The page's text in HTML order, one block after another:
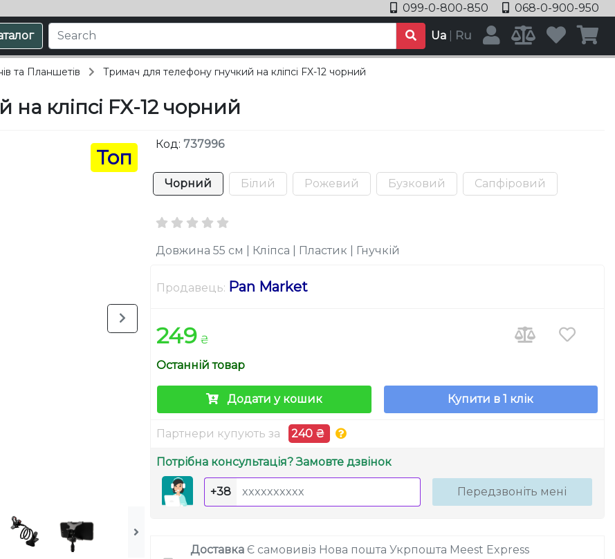
099-0-800-850 068-0-900-950
Ua Ru
та Планшетів Тримач для телефону гнучкий на кліпсі FX-12 чорний
кліпсі FX-12 чорний
Топ
Код: 737996
Чорний Білий Рожевий Бузковий Сапфіровий
Довжина 55 см | Кліпса | Пластик | Гнучкій
Продавець: Pan Market
249 ₴
Останній товар
Додати у кошик Купити в 1 клік
Партнери купують за 240 ₴
Потрібна консультація? Замовте дзвінок
+38 Передзвоніть мені
Доставка Є самовивіз Нова пошта Укрпошта Meest Express